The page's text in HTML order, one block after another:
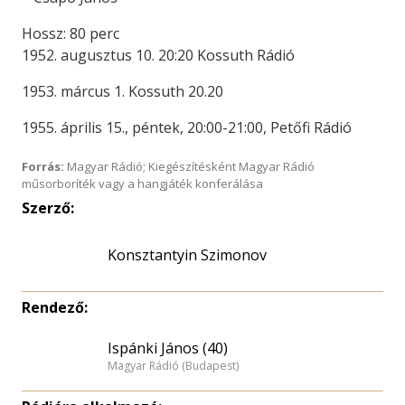
Hossz: 80 perc
1952. augusztus 10. 20:20 Kossuth Rádió
1953. márcus 1. Kossuth 20.20
1955. április 15., péntek, 20:00-21:00, Petőfi Rádió
Forrás: Magyar Rádió; Kiegészítésként Magyar Rádió
műsorboríték vagy a hangjáték konferálása
Szerző:
Konsztantyin Szimonov
Rendező:
Ispánki János (40)
Magyar Rádió (Budapest)